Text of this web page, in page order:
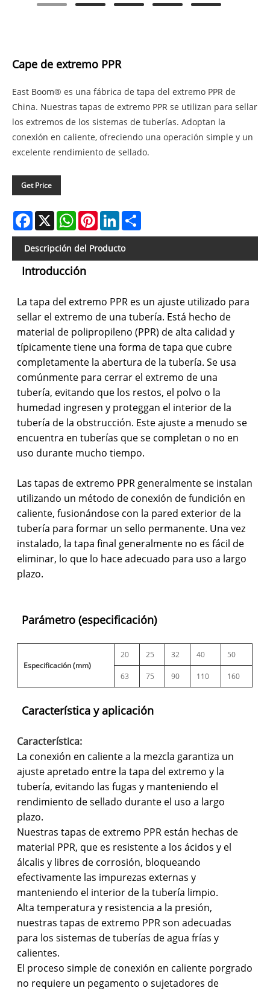
Cape de extremo PPR
East Boom® es una fábrica de tapa del extremo PPR de
China. Nuestras tapas de extremo PPR se utilizan para sellar
los extremos de los sistemas de tuberías. Adoptan la
conexión en caliente, ofreciendo una operación simple y un
excelente rendimiento de sellado.
Get Price
Facebook
X WhatsAppPinterestLinkedIn
Descripción del Producto
Introducción
La tapa del extremo PPR es un ajuste utilizado para
sellar el extremo de una tubería. Está hecho de
material de polipropileno (PPR) de alta calidad y
típicamente tiene una forma de tapa que cubre
completamente la abertura de la tubería. Se usa
comúnmente para cerrar el extremo de una
tubería, evitando que los restos, el polvo o la
humedad ingresen y proteggan el interior de la
tubería de la obstrucción. Este ajuste a menudo se
encuentra en tuberías que se completan o no en
uso durante mucho tiempo.
Las tapas de extremo PPR generalmente se instalan
utilizando un método de conexión de fundición en
caliente, fusionándose con la pared exterior de la
tubería para formar un sello permanente. Una vez
instalado, la tapa final generalmente no es fácil de
eliminar, lo que lo hace adecuado para uso a largo
plazo.
Parámetro (especificación)
Especificación (mm)
20 25 32 40 50
63 75 90 110 160
Característica y aplicación
Característica:
La conexión en caliente a la mezcla garantiza un
ajuste apretado entre la tapa del extremo y la
tubería, evitando las fugas y manteniendo el
rendimiento de sellado durante el uso a largo
plazo.
Nuestras tapas de extremo PPR están hechas de
material PPR, que es resistente a los ácidos y el
álcalis y libres de corrosión, bloqueando
efectivamente las impurezas externas y
manteniendo el interior de la tubería limpio.
Alta temperatura y resistencia a la presión,
nuestras tapas de extremo PPR son adecuadas
para los sistemas de tuberías de agua frías y
calientes.
El proceso simple de conexión en caliente porgrado
no requiere un pegamento o sujetadores de